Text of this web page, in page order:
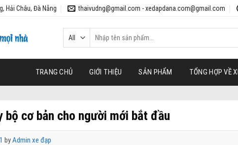
Hải Châu, Đà Nẵng thaivudng@gmail.com - xedapdana.com@gmail.com
Tìm
kiếm:
TRANG CHỦ GIỚI THIỆU SẢN PHẨM TỔNG HỢP VỀ
bộ cơ bản cho người mới bắt đầu
byAdmin xe đạp